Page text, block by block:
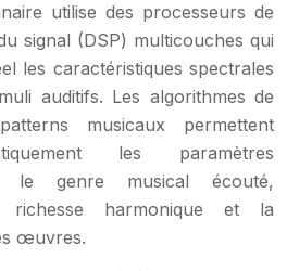
utilise des processeurs de
signal (DSP) multicouches qui
les caractéristiques spectrales
auditifs. Les algorithmes de
musicaux permettent
les paramètres
le genre musical écouté,
richesse harmonique et la
œuvres.